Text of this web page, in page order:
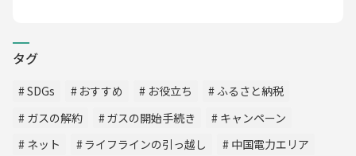
タグ
SDGs おすすめ お役立ち
ふるさと納税
ガスの解約
ガスの開始手続き
キャンペーン
ネット
ライフラインの引っ越し
中国電力エリア